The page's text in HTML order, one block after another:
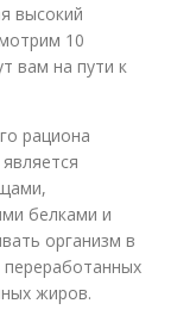
высокий
10
вам на пути к
рациона
белками и
организм в
жиров.